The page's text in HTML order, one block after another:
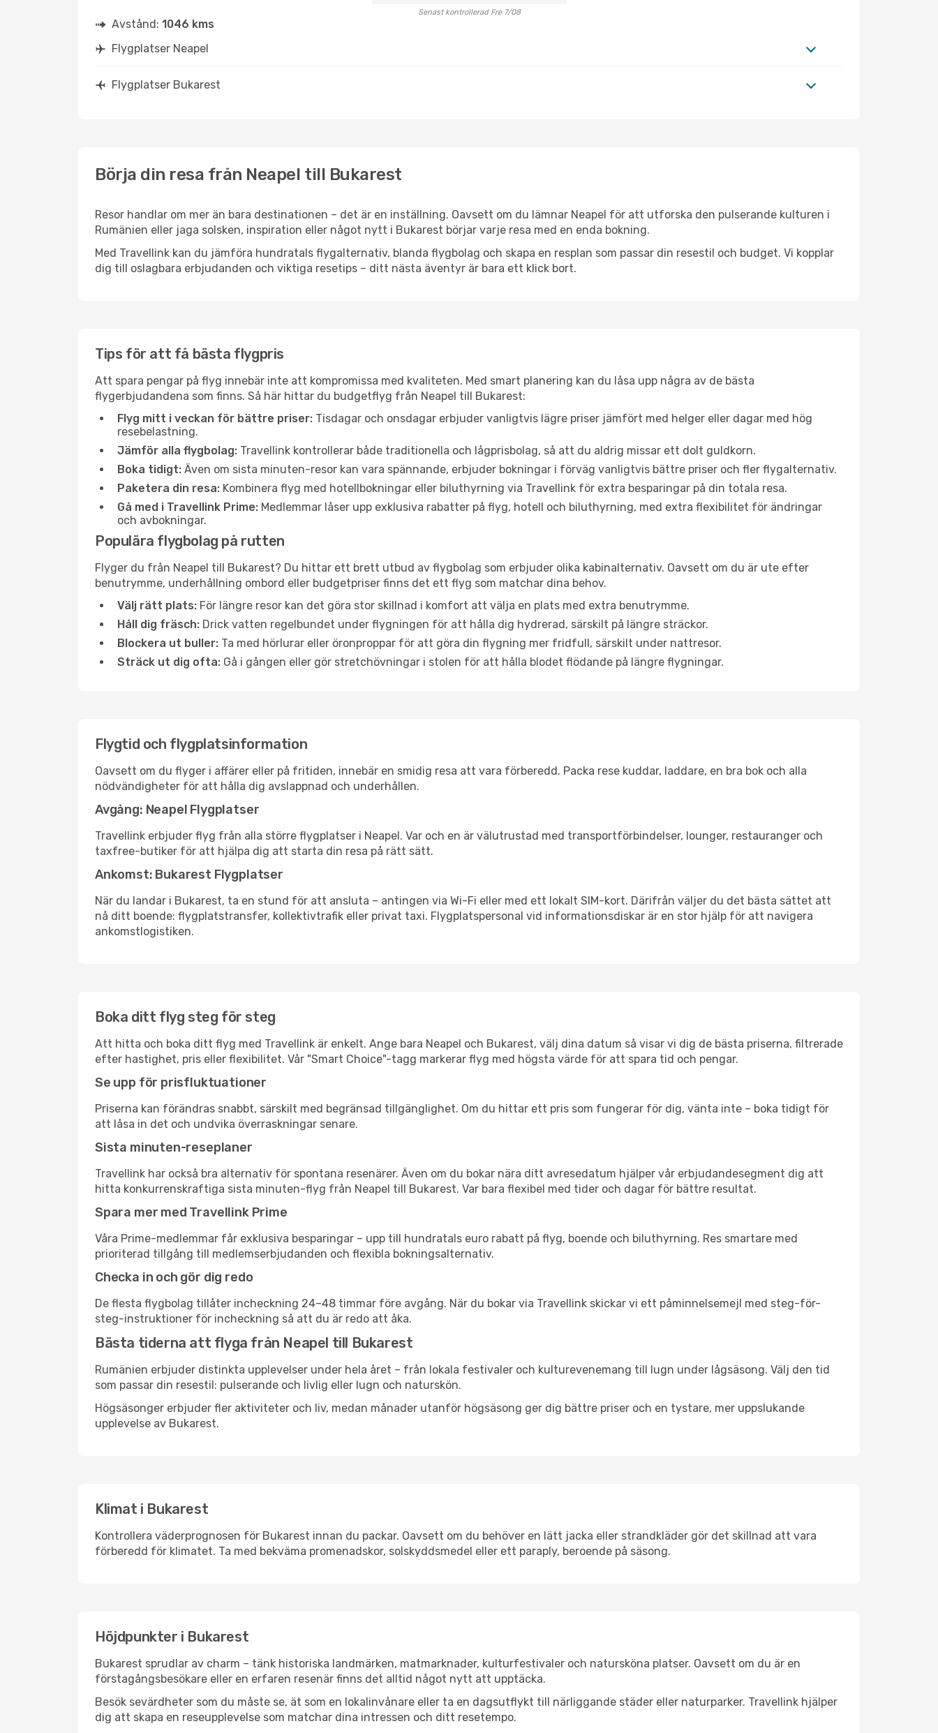
Senast kontrollerad Fre 7/08
Avstånd: 1046 kms
Flygplatser Neapel
Flygplatser Bukarest
Börja din resa från Neapel till Bukarest
Resor handlar om mer än bara destinationen – det är en inställning. Oavsett om du lämnar Neapel för att utforska den pulserande kulturen i
Rumänien eller jaga solsken, inspiration eller något nytt i Bukarest börjar varje resa med en enda bokning.
Med Travellink kan du jämföra hundratals flygalternativ, blanda flygbolag och skapa en resplan som passar din resestil och budget. Vi kopplar
dig till oslagbara erbjudanden och viktiga resetips – ditt nästa äventyr är bara ett klick bort.
Tips för att få bästa flygpris
Att spara pengar på flyg innebär inte att kompromissa med kvaliteten. Med smart planering kan du låsa upp några av de bästa
flygerbjudandena som finns. Så här hittar du budgetflyg från Neapel till Bukarest:
Flyg mitt i veckan för bättre priser: Tisdagar och onsdagar erbjuder vanligtvis lägre priser jämfört med helger eller dagar med hög
resebelastning.
Jämför alla flygbolag: Travellink kontrollerar både traditionella och lågprisbolag, så att du aldrig missar ett dolt guldkorn.
Boka tidigt: Även om sista minuten-resor kan vara spännande, erbjuder bokningar i förväg vanligtvis bättre priser och fler flygalternativ.
Paketera din resa: Kombinera flyg med hotellbokningar eller biluthyrning via Travellink för extra besparingar på din totala resa.
Gå med i Travellink Prime: Medlemmar låser upp exklusiva rabatter på flyg, hotell och biluthyrning, med extra flexibilitet för ändringar
och avbokningar.
Populära flygbolag på rutten
Flyger du från Neapel till Bukarest? Du hittar ett brett utbud av flygbolag som erbjuder olika kabinalternativ. Oavsett om du är ute efter
benutrymme, underhållning ombord eller budgetpriser finns det ett flyg som matchar dina behov.
Välj rätt plats: För längre resor kan det göra stor skillnad i komfort att välja en plats med extra benutrymme.
Håll dig fräsch: Drick vatten regelbundet under flygningen för att hålla dig hydrerad, särskilt på längre sträckor.
Blockera ut buller: Ta med hörlurar eller öronproppar för att göra din flygning mer fridfull, särskilt under nattresor.
Sträck ut dig ofta: Gå i gången eller gör stretchövningar i stolen för att hålla blodet flödande på längre flygningar.
Flygtid och flygplatsinformation
Oavsett om du flyger i affärer eller på fritiden, innebär en smidig resa att vara förberedd. Packa rese kuddar, laddare, en bra bok och alla
nödvändigheter för att hålla dig avslappnad och underhållen.
Avgång: Neapel Flygplatser
Travellink erbjuder flyg från alla större flygplatser i Neapel. Var och en är välutrustad med transportförbindelser, lounger, restauranger och
taxfree-butiker för att hjälpa dig att starta din resa på rätt sätt.
Ankomst: Bukarest Flygplatser
När du landar i Bukarest, ta en stund för att ansluta – antingen via Wi-Fi eller med ett lokalt SIM-kort. Därifrån väljer du det bästa sättet att
nå ditt boende: flygplatstransfer, kollektivtrafik eller privat taxi. Flygplatspersonal vid informationsdiskar är en stor hjälp för att navigera
ankomstlogistiken.
Boka ditt flyg steg för steg
Att hitta och boka ditt flyg med Travellink är enkelt. Ange bara Neapel och Bukarest, välj dina datum så visar vi dig de bästa priserna, filtrerade
efter hastighet, pris eller flexibilitet. Vår "Smart Choice"-tagg markerar flyg med högsta värde för att spara tid och pengar.
Se upp för prisfluktuationer
Priserna kan förändras snabbt, särskilt med begränsad tillgänglighet. Om du hittar ett pris som fungerar för dig, vänta inte – boka tidigt för
att låsa in det och undvika överraskningar senare.
Sista minuten-reseplaner
Travellink har också bra alternativ för spontana resenärer. Även om du bokar nära ditt avresedatum hjälper vår erbjudandesegment dig att
hitta konkurrenskraftiga sista minuten-flyg från Neapel till Bukarest. Var bara flexibel med tider och dagar för bättre resultat.
Spara mer med Travellink Prime
Våra Prime-medlemmar får exklusiva besparingar – upp till hundratals euro rabatt på flyg, boende och biluthyrning. Res smartare med
prioriterad tillgång till medlemserbjudanden och flexibla bokningsalternativ.
Checka in och gör dig redo
De flesta flygbolag tillåter incheckning 24–48 timmar före avgång. När du bokar via Travellink skickar vi ett påminnelsemejl med steg-för-
steg-instruktioner för incheckning så att du är redo att åka.
Bästa tiderna att flyga från Neapel till Bukarest
Rumänien erbjuder distinkta upplevelser under hela året – från lokala festivaler och kulturevenemang till lugn under lågsäsong. Välj den tid
som passar din resestil: pulserande och livlig eller lugn och naturskön.
Högsäsonger erbjuder fler aktiviteter och liv, medan månader utanför högsäsong ger dig bättre priser och en tystare, mer uppslukande
upplevelse av Bukarest.
Klimat i Bukarest
Kontrollera väderprognosen för Bukarest innan du packar. Oavsett om du behöver en lätt jacka eller strandkläder gör det skillnad att vara
förberedd för klimatet. Ta med bekväma promenadskor, solskyddsmedel eller ett paraply, beroende på säsong.
Höjdpunkter i Bukarest
Bukarest sprudlar av charm – tänk historiska landmärken, matmarknader, kulturfestivaler och natursköna platser. Oavsett om du är en
förstagångsbesökare eller en erfaren resenär finns det alltid något nytt att upptäcka.
Besök sevärdheter som du måste se, ät som en lokalinvånare eller ta en dagsutflykt till närliggande städer eller naturparker. Travellink hjälper
dig att skapa en reseupplevelse som matchar dina intressen och ditt resetempo.